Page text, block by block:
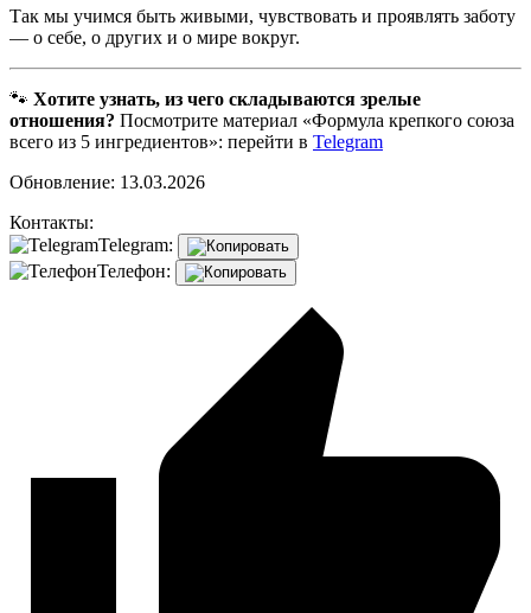
Так мы учимся быть живыми, чувствовать и проявлять заботу
— о себе, о других и о мире вокруг.
🐾 Хотите узнать, из чего складываются зрелые
отношения? Посмотрите материал «Формула крепкого союза
всего из 5 ингредиентов»: перейти в Telegram
Обновление: 13.03.2026
Контакты:
Telegram:
Телефон: